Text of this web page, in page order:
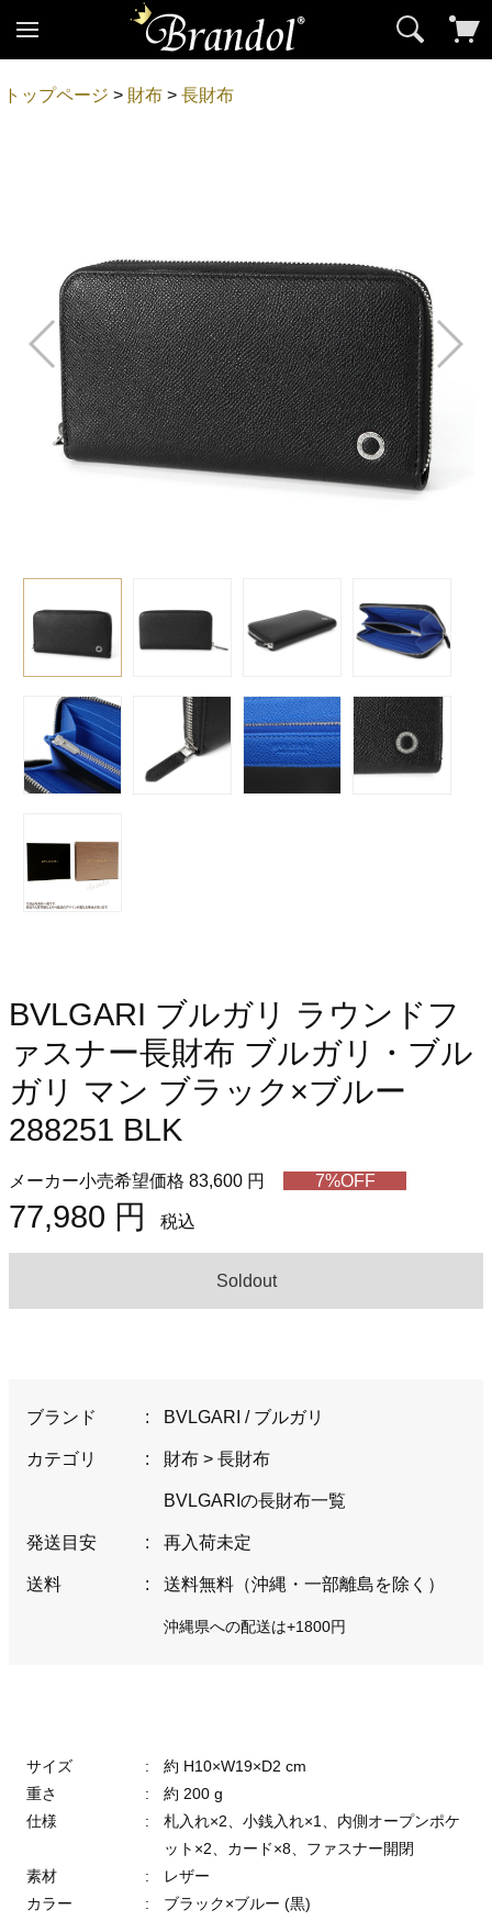
トップページ > 財布 >長財布
BVLGARI ブルガリ ラウンドフ
ァスナー長財布 ブルガリ・ブル
ガリ マン ブラック×ブルー
288251 BLK
メーカー小売希望価格 83,600 円 7%OFF
77,980 円 税込
Soldout
ブランド : BVLGARI / ブルガリ
カテゴリ : 財布> 長財布
BVLGARIの長財布一覧
発送目安 : 再入荷未定
送料 : 送料無料（沖縄・一部離島を除く）
沖縄県への配送は+1800円
サイズ :
約 H10×W19×D2 cm
重さ
:
約 200 g
仕様
:
札入れ×2、小銭入れ×1、内側オープンポケ
ット×2、カード×8、ファスナー開閉
素材
:
レザー
カラー
:
ブラック×ブルー (黒)